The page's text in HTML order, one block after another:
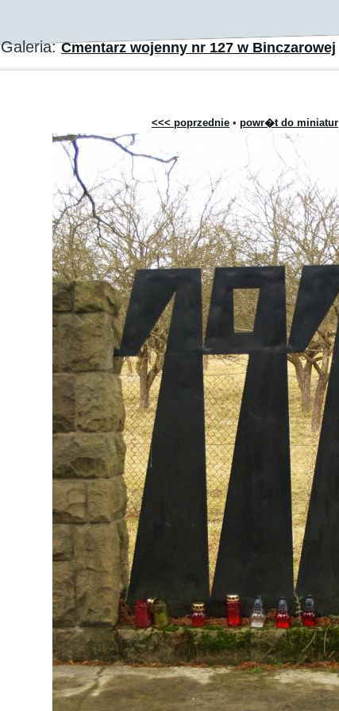
Galeria:Cmentarz wojenny nr 127 w Binczarowej
<<< poprzednie • powr�t do miniatur